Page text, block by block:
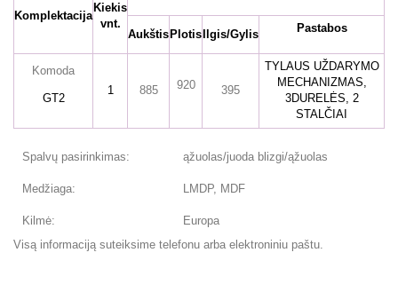
Komplektacija
Kiekis
vnt.
Aukštis Plotis Ilgis/Gylis Pastabos
Komoda
GT2
1 885 920 395
TYLAUS UŽDARYMO
MECHANIZMAS,
3DURELĖS, 2
STALČIAI
Spalvų pasirinkimas: ąžuolas/juoda blizgi/ąžuolas
Medžiaga: LMDP, MDF
Kilmė:
Europa
Visą informaciją suteiksime telefonu arba elektroniniu paštu.